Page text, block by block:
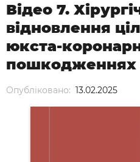
Опубліковано: 13.02.2025
Відео 7.
відновлення
юкста-
пошкодженнях